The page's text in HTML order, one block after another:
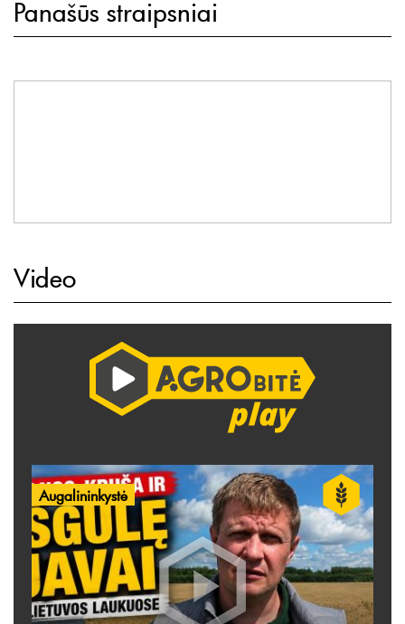
Panašūs straipsniai
Video
Augalininkystė